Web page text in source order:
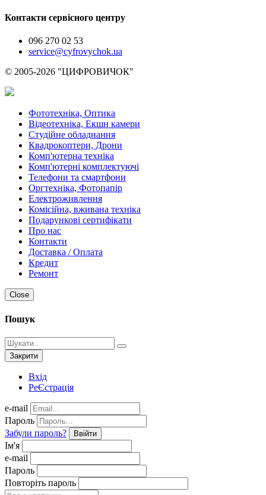
Контакти сервісного центру
096 270 02 53
service@cyfrovychok.ua
© 2005-2026 "ЦИФРОВИЧОК"
Фототехніка, Оптика
Відеотехніка, Екшн камери
Студійне обладнання
Квадрокоптери, Дрони
Комп'ютерна техніка
Комп'ютерні комплектуючі
Телефони та смартфони
Оргтехніка, Фотопапір
Електроживлення
Комісійна, вживана техніка
Подарункові сертифікати
Про нас
Контакти
Доставка / Оплата
Кредит
Ремонт
Close
Пошук
Закрити
Вхід
РеЄстрація
e-mail
Пароль
Забули пароль?
Ввійти
Ім'я
e-mail
Пароль
Повторіть пароль